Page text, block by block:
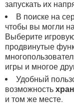
запускать их
В поиске на
чтобы вы могли
Выберите
продвинутые
игры и многое
Удобный
возможность
и том же месте.